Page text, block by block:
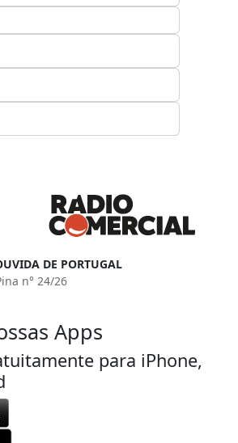
DE PORTUGAL
n° 24/26
Apps
para iPhone,